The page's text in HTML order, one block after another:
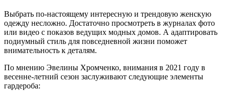
Выбрать по-настоящему интересную и трендовую женскую
одежду несложно. Достаточно просмотреть в журналах фото
или видео с показов ведущих модных домов. А адаптировать
подиумный стиль для повседневной жизни поможет
внимательность к деталям.
По мнению Эвелины Хромченко, внимания в 2021 году в
весенне-летний сезон заслуживают следующие элементы
гардероба: